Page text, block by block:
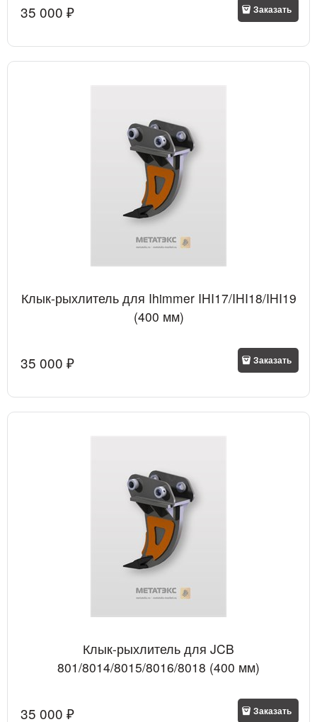
35 000 ₽ Заказать
Клык-рыхлитель для Ihimmer IHI17/IHI18/IHI19
(400 мм)
35 000 ₽ Заказать
Клык-рыхлитель для JCB
801/8014/8015/8016/8018 (400 мм)
35 000 ₽ Заказать